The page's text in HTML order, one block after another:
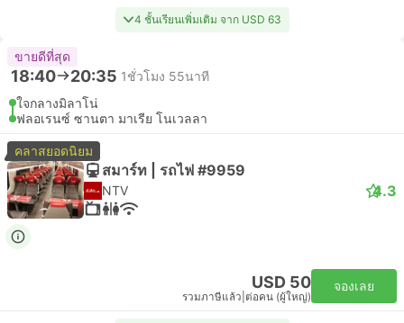
4 ชั้นเรียนเพิ่มเติม จาก USD 63
ขายดีที่สุด
18:40 20:35 1ชั่วโมง 55นาที
ใจกลางมิลาโน่
ฟลอเรนซ์ ซานตา มาเรีย โนเวลลา
คลาสยอดนิยม
สมาร์ท | รถไฟ #9959
NTV 4.3
USD 50
รวมภาษีแล้ว ต่อคน (ผู้ใหญ่)
จองเลย